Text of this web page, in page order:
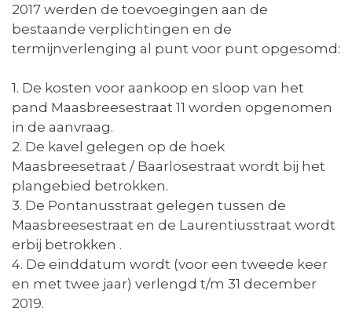
2017 werden de toevoegingen aan de
bestaande verplichtingen en de
termijnverlenging al punt voor punt opgesomd:
1. De kosten voor aankoop en sloop van het
pand Maasbreesestraat 11 worden opgenomen
in de aanvraag.
2. De kavel gelegen op de hoek
Maasbreesetraat / Baarlosestraat wordt bij het
plangebied betrokken.
3. De Pontanusstraat gelegen tussen de
Maasbreesestraat en de Laurentiusstraat wordt
erbij betrokken .
4. De einddatum wordt (voor een tweede keer
en met twee jaar) verlengd t/m 31 december
2019.